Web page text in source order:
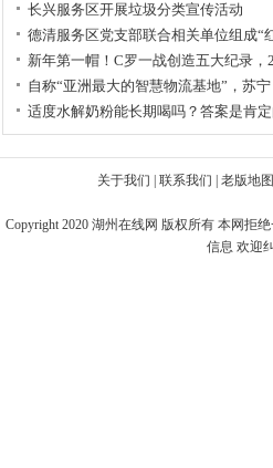
长兴服务区开展垃圾分类宣传活动
德清服务区党支部联合相关单位组成“
新年第一帽！C罗一战创造五大纪录，2
自称“亚洲最大的智慧物流基地”，苏宁
适度水解奶粉能长期喝吗？答案是肯
关于我们 联系我们 老版地图
Copyright 2020 湖州在线网 版权所有 本网拒
信息 欢迎